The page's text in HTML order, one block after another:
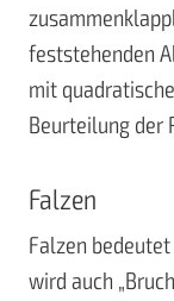
feststehenden
mit
Beurteilung der
Falzen
Falzen
wird auch